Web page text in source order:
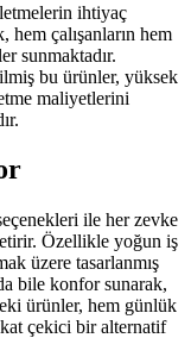
ihtiyaç
hem çalışanların hem
sunmaktadır.
bu ürünler, yüksek
maliyetlerini
ile her zevke
Özellikle yoğun iş
üzere tasarlanmış
bile konfor sunarak,
ürünler, hem günlük
çekici bir alternatif